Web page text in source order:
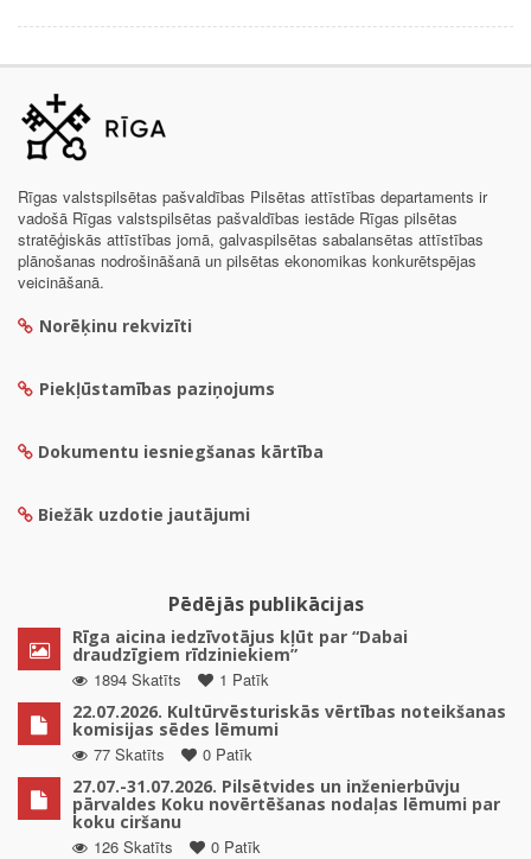
Rīgas valstspilsētas pašvaldības Pilsētas attīstības departaments ir
vadošā Rīgas valstspilsētas pašvaldības iestāde Rīgas pilsētas
stratēģiskās attīstības jomā, galvaspilsētas sabalansētas attīstības
plānošanas nodrošināšanā un pilsētas ekonomikas konkurētspējas
veicināšanā.
Norēķinu rekvizīti
Piekļūstamības paziņojums
Dokumentu iesniegšanas kārtība
Biežāk uzdotie jautājumi
Pēdējās publikācijas
Rīga aicina iedzīvotājus kļūt par “Dabai
draudzīgiem rīdziniekiem”
1894 Skatīts
1 Patīk
22.07.2026. Kultūrvēsturiskās vērtības noteikšanas
komisijas sēdes lēmumi
77 Skatīts
0 Patīk
27.07.-31.07.2026. Pilsētvides un inženierbūvju
pārvaldes Koku novērtēšanas nodaļas lēmumi par
koku ciršanu
126 Skatīts
0 Patīk